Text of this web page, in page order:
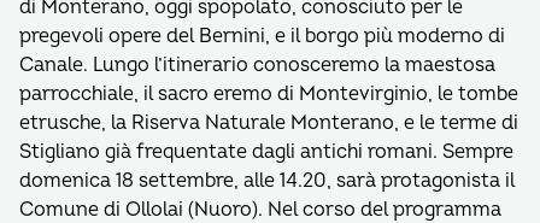
di Monterano, oggi spopolato, conosciuto per le
pregevoli opere del Bernini, e il borgo più moderno di
Canale. Lungo l’itinerario conosceremo la maestosa
parrocchiale, il sacro eremo di Montevirginio, le tombe
etrusche, la Riserva Naturale Monterano, e le terme di
Stigliano già frequentate dagli antichi romani. Sempre
domenica 18 settembre, alle 14.20, sarà protagonista il
Comune di Ollolai (Nuoro). Nel corso del programma